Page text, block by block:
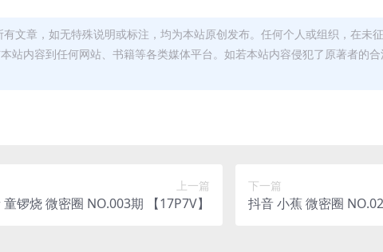
有文章，如无特殊说明或标注，均为本站原创发布。任何个人或组织，在未
站内容到任何网站、书籍等各类媒体平台。如若本站内容侵犯了原著者的
上一篇
抖音 童锣烧 微密圈 NO.003期 【17P7V】
下一篇
抖音 小蕉 微密圈